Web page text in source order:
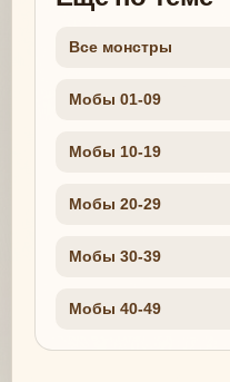
Все монстры
Мобы 01-09
Мобы 10-19
Мобы 20-29
Мобы 30-39
Мобы 40-49